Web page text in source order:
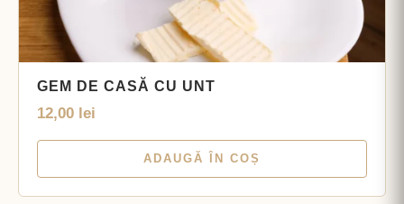
GEM DE CASĂ CU UNT
12,00 lei
ADAUGĂ ÎN COȘ